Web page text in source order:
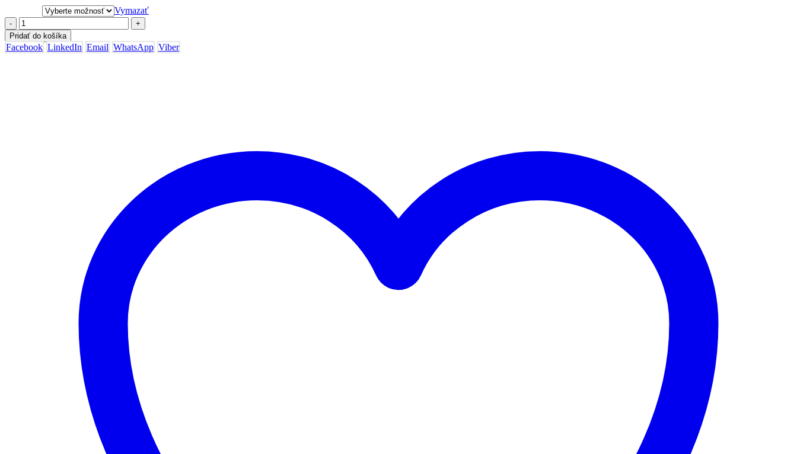
Vymazať
-
+
Pridať do košíka
Facebook LinkedIn Email WhatsApp Viber